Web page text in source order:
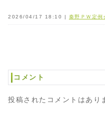
2026/04/17 18:10 | 秦野ＰＷ定例
コメント
投稿されたコメントはあり